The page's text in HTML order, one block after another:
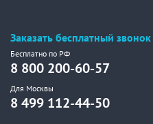
Заказать бесплатный звонок
Бесплатно по РФ
8 800 200-60-57
Для Москвы
8 499 112-44-50